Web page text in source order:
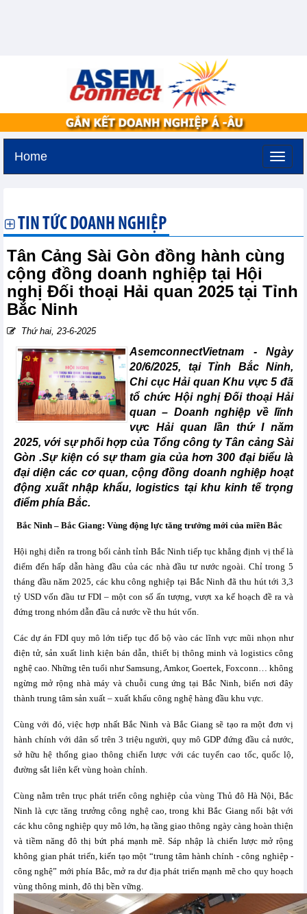
Home
TIN TỨC DOANH NGHIỆP
Tân Cảng Sài Gòn đồng hành cùng
cộng đồng doanh nghiệp tại Hội
nghị Đối thoại Hải quan 2025 tại Tỉnh
Bắc Ninh
Thứ hai, 23-6-2025
AsemconnectVietnam - Ngày
20/6/2025, tại Tỉnh Bắc Ninh,
Chi cục Hải quan Khu vực 5 đã
tổ chức Hội nghị Đối thoại Hải
quan – Doanh nghiệp về lĩnh
vực Hải quan lần thứ I năm
2025, với sự phối hợp của Tổng công ty Tân cảng Sài
Gòn .Sự kiện có sự tham gia của hơn 300 đại biểu là
đại diện các cơ quan, cộng đồng doanh nghiệp hoạt
động xuất nhập khẩu, logistics tại khu kinh tế trọng
điểm phía Bắc.
Bắc Ninh – Bắc Giang: Vùng động lực tăng trưởng mới của miền Bắc
Hội nghị diễn ra trong bối cảnh tỉnh Bắc Ninh tiếp tục khẳng định vị thế là
điểm đến hấp dẫn hàng đầu của các nhà đầu tư nước ngoài. Chỉ trong 5
tháng đầu năm 2025, các khu công nghiệp tại Bắc Ninh đã thu hút tới 3,3
tỷ USD vốn đầu tư FDI – một con số ấn tượng, vượt xa kế hoạch đề ra và
đứng trong nhóm dẫn đầu cả nước về thu hút vốn.
Các dự án FDI quy mô lớn tiếp tục đổ bộ vào các lĩnh vực mũi nhọn như
điện tử, sản xuất linh kiện bán dẫn, thiết bị thông minh và logistics công
nghệ cao. Những tên tuổi như Samsung, Amkor, Goertek, Foxconn… không
ngừng mở rộng nhà máy và chuỗi cung ứng tại Bắc Ninh, biến nơi đây
thành trung tâm sản xuất – xuất khẩu công nghệ hàng đầu khu vực.
Cùng với đó, việc hợp nhất Bắc Ninh và Bắc Giang sẽ tạo ra một đơn vị
hành chính với dân số trên 3 triệu người, quy mô GDP đứng đầu cả nước,
sở hữu hệ thống giao thông chiến lược với các tuyến cao tốc, quốc lộ,
đường sắt liên kết vùng hoàn chỉnh.
Cùng nằm trên trục phát triển công nghiệp của vùng Thủ đô Hà Nội, Bắc
Ninh là cực tăng trưởng công nghệ cao, trong khi Bắc Giang nổi bật với
các khu công nghiệp quy mô lớn, hạ tầng giao thông ngày càng hoàn thiện
và tiềm năng đô thị bứt phá mạnh mẽ. Sáp nhập là chiến lược mở rộng
không gian phát triển, kiến tạo một “trung tâm hành chính - công nghiệp -
công nghệ” mới phía Bắc, mở ra dư địa phát triển mạnh mẽ cho quy hoạch
vùng thông minh, đô thị bền vững.